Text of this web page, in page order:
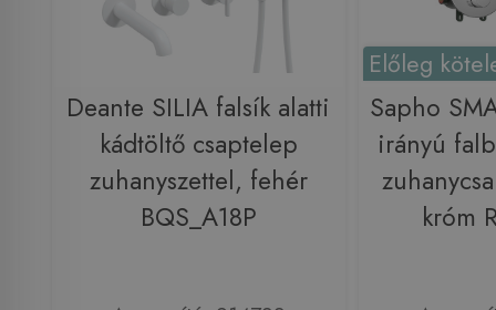
Deante SILIA falsík alatti
kádtöltő csaptelep
zuhanyszettel, fehér
BQS_A18P
Előleg
Sapho
irányú
króm